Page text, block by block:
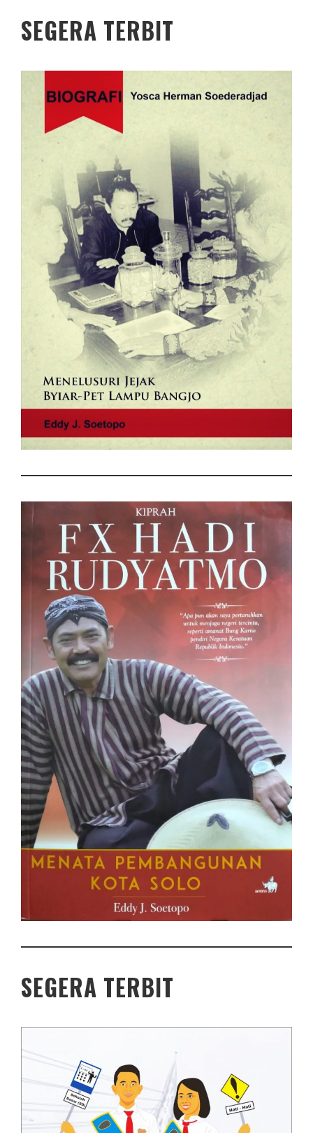
SEGERA TERBIT
SEGERA TERBIT